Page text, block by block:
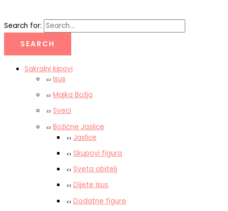
Search for:
Sakralni kipovi
Isus
Majka Božja
Sveci
Božićne Jaslice
Jaslice
Skupovi figura
Sveta obitelj
Dijete Isus
Dodatne figure